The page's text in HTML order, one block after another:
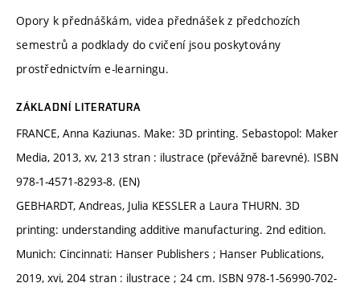
Opory k přednáškám, videa přednášek z předchozích
semestrů a podklady do cvičení jsou poskytovány
prostřednictvím e-learningu.
ZÁKLADNÍ LITERATURA
FRANCE, Anna Kaziunas. Make: 3D printing. Sebastopol: Maker
Media, 2013, xv, 213 stran : ilustrace (převážně barevné). ISBN
978-1-4571-8293-8. (EN)
GEBHARDT, Andreas, Julia KESSLER a Laura THURN. 3D
printing: understanding additive manufacturing. 2nd edition.
Munich: Cincinnati: Hanser Publishers ; Hanser Publications,
2019, xvi, 204 stran : ilustrace ; 24 cm. ISBN 978-1-56990-702-